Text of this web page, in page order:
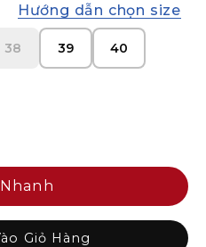
Hướng dẫn chọn size
38 39 40
Giỏ Hàng